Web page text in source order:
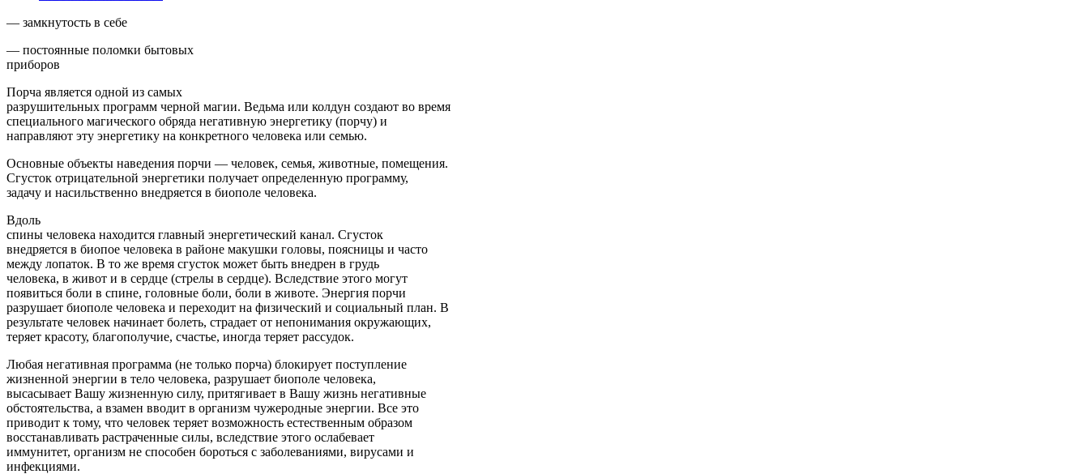
— замкнутость в себе
— постоянные поломки бытовых
приборов
Порча является одной из самых
разрушительных программ черной магии. Ведьма или колдун создают во время
специального магического обряда негативную энергетику (порчу) и
направляют эту энергетику на конкретного человека или семью.
Основные объекты наведения порчи — человек, семья, животные, помещения.
Сгусток отрицательной энергетики получает определенную программу,
задачу и насильственно внедряется в биополе человека.
Вдоль
спины человека находится главный энергетический канал. Сгусток
внедряется в биопое человека в районе макушки головы, поясницы и часто
между лопаток. В то же время сгусток может быть внедрен в грудь
человека, в живот и в сердце (стрелы в сердце). Вследствие этого могут
появиться боли в спине, головные боли, боли в животе. Энергия порчи
разрушает биополе человека и переходит на физический и социальный план. В
результате человек начинает болеть, страдает от непонимания окружающих,
теряет красоту, благополучие, счастье, иногда теряет рассудок.
Любая негативная программа (не только порча) блокирует поступление
жизненной энергии в тело человека, разрушает биополе человека,
высасывает Вашу жизненную силу, притягивает в Вашу жизнь негативные
обстоятельства, а взамен вводит в организм чужеродные энергии. Все это
приводит к тому, что человек теряет возможность естественным образом
восстанавливать растраченные силы, вследствие этого ослабевает
иммунитет, организм не способен бороться с заболеваниями, вирусами и
инфекциями.